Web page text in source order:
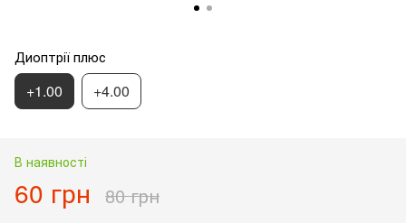
Диоптрії плюс
+1.00 +4.00
В наявності
60 грн 80 грн